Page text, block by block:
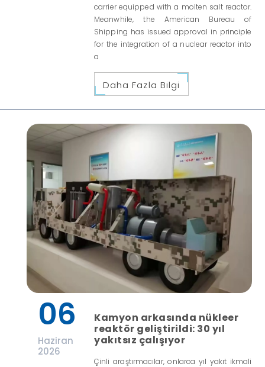
carrier equipped with a molten salt reactor.
Meanwhile, the American Bureau of
Shipping has issued approval in principle
for the integration of a nuclear reactor into
a
Daha Fazla Bilgi
06
Haziran
2026
Kamyon arkasında nükleer
reaktör geliştirildi: 30 yıl
yakıtsız çalışıyor
Çinli araştırmacılar, onlarca yıl yakıt ikmali